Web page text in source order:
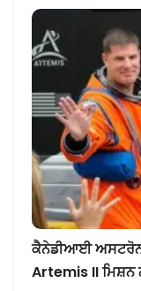
ਕੈਨੇਡੀਆਈ
Artemis II ਮਿਸ਼ਨ